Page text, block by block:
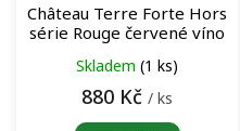
Château Terre Forte Hors
série Rouge červené víno
Skladem (1 ks)
880 Kč / ks